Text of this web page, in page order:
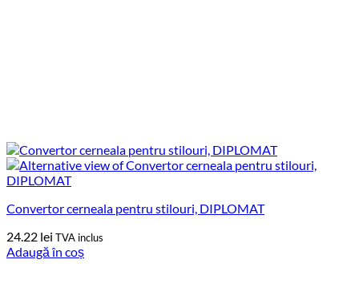
Convertor cerneala pentru stilouri, DIPLOMAT
24.22 lei TVA inclus
Adaugă în coș